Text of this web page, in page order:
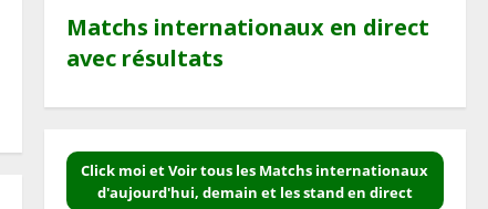
Matchs internationaux en direct
avec résultats
Click moi et Voir tous les Matchs internationaux
d'aujourd'hui, demain et les stand en direct